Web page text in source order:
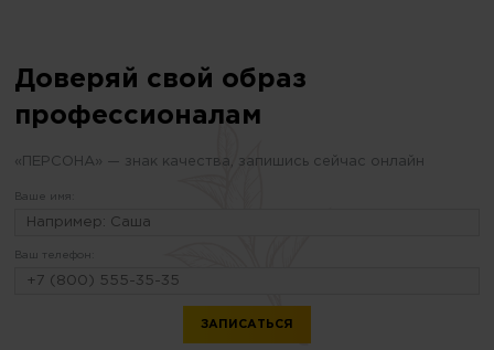
Доверяй свой образ
профессионалам
«ПЕРСОНА» — знак качества, запишись сейчас онлайн
Ваше имя:
Ваш телефон: